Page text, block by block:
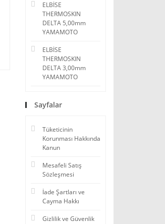
ELBİSE
THERMOSKIN
DELTA 5,00mm
YAMAMOTO
ELBİSE
THERMOSKIN
DELTA 3,00mm
YAMAMOTO
Sayfalar
Tüketicinin
Korunması Hakkında
Kanun
Mesafeli Satış
Sözleşmesi
İade Şartları ve
Cayma Hakkı
Gizlilik ve Güvenlik